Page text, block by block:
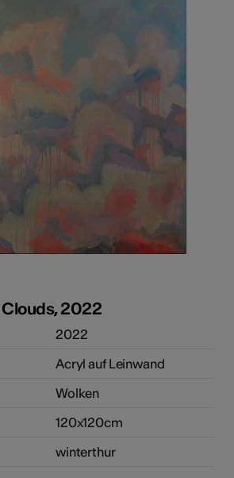
2022
2022
Acryl auf Leinwand
Wolken
120x120cm
winterthur